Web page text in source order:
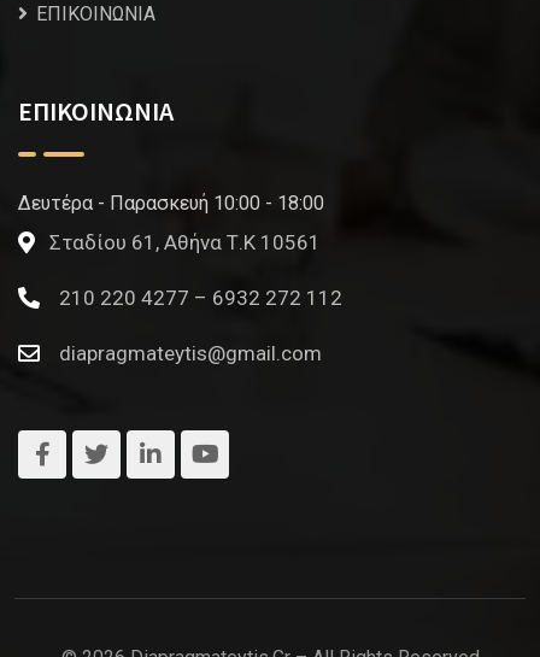
ΕΠΙΚΟΙΝΩΝΙΑ
ΕΠΙΚΟΙΝΩΝΙΑ
Δευτέρα - Παρασκευή 10:00 - 18:00
Σταδίου 61, Αθήνα Τ.Κ 10561
210 220 4277 – 6932 272 112
diapragmateytis@gmail.com